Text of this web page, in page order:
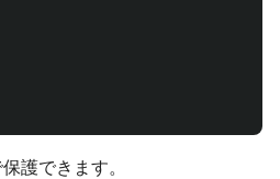
護できます。